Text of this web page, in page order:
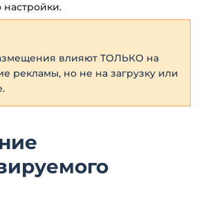
влияют ТОЛЬКО на
рекламы, но не на загрузку или